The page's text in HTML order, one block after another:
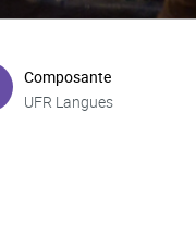
Composante
UFR Langues